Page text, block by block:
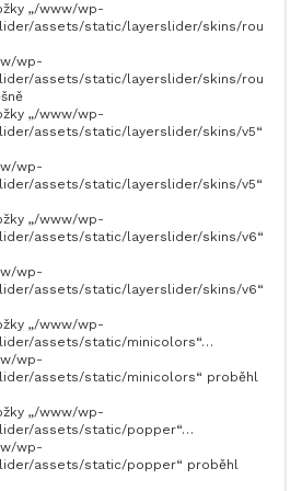
„/www/wp-
assets/static/layerslider/skins/rou
wp-
assets/static/layerslider/skins/rou
„/www/wp-
assets/static/layerslider/skins/v5“
wp-
assets/static/layerslider/skins/v5“
„/www/wp-
assets/static/layerslider/skins/v6“
wp-
assets/static/layerslider/skins/v6“
„/www/wp-
assets/static/minicolors“…
wp-
assets/static/minicolors“ proběhl
„/www/wp-
assets/static/popper“…
wp-
assets/static/popper“ proběhl